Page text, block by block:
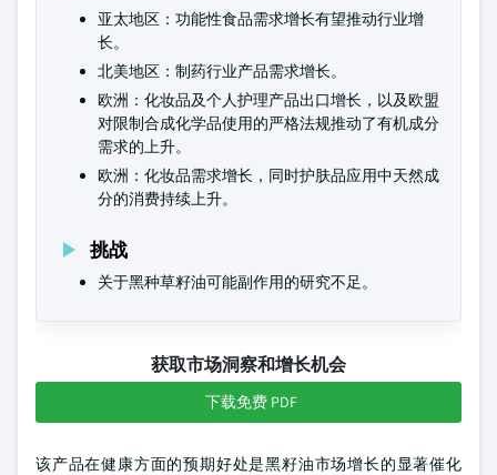
亚太地区：功能性食品需求增长有望推动行业增
长。
北美地区：制药行业产品需求增长。
欧洲：化妆品及个人护理产品出口增长，以及欧盟
对限制合成化学品使用的严格法规推动了有机成分
需求的上升。
欧洲：化妆品需求增长，同时护肤品应用中天然成
分的消费持续上升。
挑战
关于黑种草籽油可能副作用的研究不足。
获取市场洞察和增长机会
下载免费 PDF
该产品在健康方面的预期好处是黑籽油市场增长的显著催化